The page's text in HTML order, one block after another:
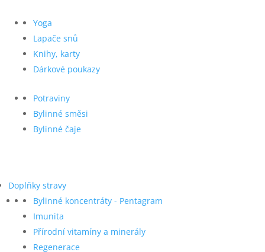
Yoga
Lapače snů
Knihy, karty
Dárkové poukazy
Potraviny
Bylinné směsi
Bylinné čaje
Doplňky stravy
Bylinné koncentráty - Pentagram
Imunita
Přírodní vitamíny a minerály
Regenerace